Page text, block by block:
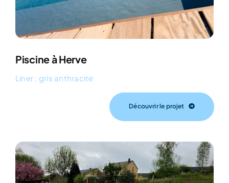
Piscine à Herve
Liner : gris anthracite
Découvrir le projet